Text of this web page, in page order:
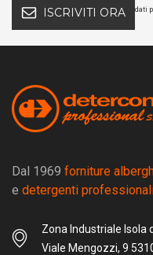
ISCRIVITI ORA dati
Dal 1969 forniture
e detergenti
Zona Industriale Isola
Viale Mengozzi, 9